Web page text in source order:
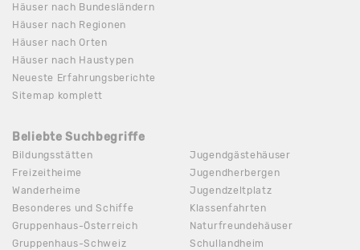
Häuser nach Bundesländern
Häuser nach Regionen
Häuser nach Orten
Häuser nach Haustypen
Neueste Erfahrungsberichte
Sitemap komplett
Beliebte Suchbegriffe
Bildungsstätten
Freizeitheime
Wanderheime
Besonderes und Schiffe
Gruppenhaus-Österreich
Gruppenhaus-Schweiz
Jugendgästehäuser
Jugendherbergen
Jugendzeltplatz
Klassenfahrten
Naturfreundehäuser
Schullandheim